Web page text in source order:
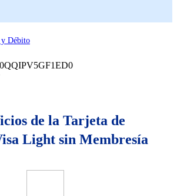
y Débito
de la Tarjeta de
Light sin Membresía